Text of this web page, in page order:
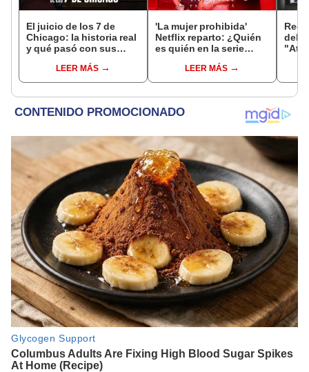
El juicio de los 7 de
Chicago: la historia real
y qué pasó con sus
LEER MÁS
'La mujer prohibida'
Netflix reparto: ¿Quién
es quién en la serie
protagonizada por
Valerie Domínguez?
LEER MÁS
del
arte"